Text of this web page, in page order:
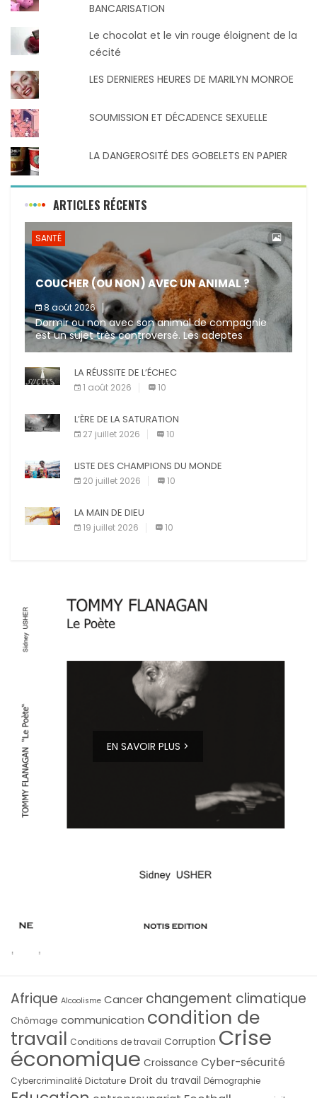
BANCARISATION
Le chocolat et le vin rouge éloignent de la
cécité
LES DERNIERES HEURES DE MARILYN MONROE
SOUMISSION ET DÉCADENCE SEXUELLE
LA DANGEROSITÉ DES GOBELETS EN PAPIER
ARTICLES RÉCENTS
SANTÉ
COUCHER (OU NON) AVEC UN ANIMAL ?
8 août 2026
Dormir ou non avec son animal de compagnie
est un sujet très controversé. Les adeptes
affirment que la présence de leur compagnon à
LA RÉUSSITE DE L’ÉCHEC
1 août 2026 10
L’ÈRE DE LA SATURATION
27 juillet 2026 10
LISTE DES CHAMPIONS DU MONDE
20 juillet 2026 10
LA MAIN DE DIEU
19 juillet 2026 10
EN SAVOIR PLUS >
Afrique Alcoolisme Cancer changement climatique
Chômage communication condition de
travail Conditions de travail Corruption Crise
économique Croissance Cyber-sécurité
Cybercriminalité Dictature Droit du travail Démographie